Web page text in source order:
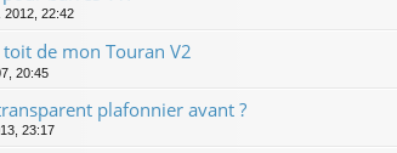
2012, 22:42
toit de mon Touran V2
20:45
plafonnier avant ?
23:17